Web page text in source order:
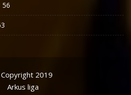
56
2019
Arkus liga